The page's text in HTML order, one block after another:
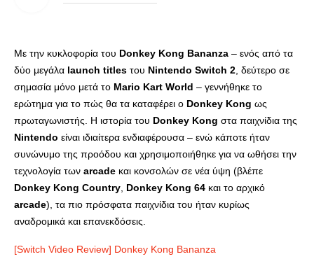
Με την κυκλοφορία του Donkey Kong Bananza – ενός από τα
δύο μεγάλα launch titles του Nintendo Switch 2 , δεύτερο σε
σημασία μόνο μετά το Mario Kart World – γεννήθηκε το
ερώτημα για το πώς θα τα καταφέρει ο Donkey Kong ως
πρωταγωνιστής. Η ιστορία του Donkey Kong στα παιχνίδια της
Nintendo είναι ιδιαίτερα ενδιαφέρουσα – ενώ κάποτε ήταν
συνώνυμο της προόδου και χρησιμοποιήθηκε για να ωθήσει την
τεχνολογία των arcade και κονσολών σε νέα ύψη (βλέπε
Donkey Kong Country Donkey Kong 64 και το αρχικό
arcade), τα πιο πρόσφατα παιχνίδια του ήταν κυρίως
αναδρομικά και επανεκδόσεις.
[Switch Video Review] Donkey Kong Bananza